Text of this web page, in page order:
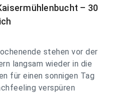
– 30
stehen vor der
langsam wieder in die
für einen sonnigen Tag
verspüren